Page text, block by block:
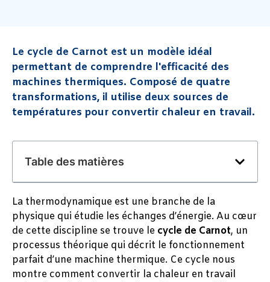
Le cycle de Carnot est un modèle idéal
permettant de comprendre l'efficacité des
machines thermiques. Composé de quatre
transformations, il utilise deux sources de
températures pour convertir chaleur en travail.
Table des matières
La thermodynamique est une branche de la
physique qui étudie les échanges d’énergie. Au cœur
de cette discipline se trouve le cycle de Carnot, un
processus théorique qui décrit le fonctionnement
parfait d’une machine thermique. Ce cycle nous
montre comment convertir la chaleur en travail